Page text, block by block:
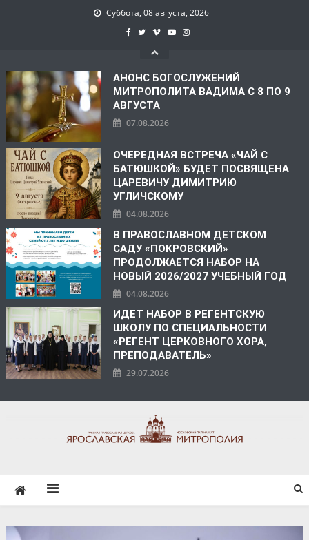
Суббота, 08 августа, 2026
АНОНС БОГОСЛУЖЕНИЙ
МИТРОПОЛИТА ВАДИМА С 8 ПО 9
АВГУСТА
07.08.2026
ОЧЕРЕДНАЯ ВСТРЕЧА «ЧАЙ С
БАТЮШКОЙ» БУДЕТ ПОСВЯЩЕНА
ЦАРЕВИЧУ ДИМИТРИЮ
УГЛИЧСКОМУ
04.08.2026
В ПРАВОСЛАВНОМ ДЕТСКОМ
САДУ «ПОКРОВСКИЙ»
ПРОДОЛЖАЕТСЯ НАБОР НА
НОВЫЙ 2026/2027 УЧЕБНЫЙ ГОД
04.08.2026
ИДЕТ НАБОР В РЕГЕНТСКУЮ
ШКОЛУ ПО СПЕЦИАЛЬНОСТИ
«РЕГЕНТ ЦЕРКОВНОГО ХОРА,
ПРЕПОДАВАТЕЛЬ»
29.07.2026